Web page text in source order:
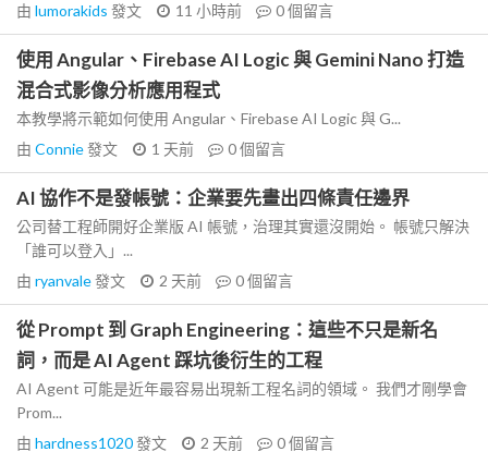
由 lumorakids 發文 11 小時前 0個留言
使用 Angular、Firebase AI Logic 與 Gemini Nano 打造
混合式影像分析應用程式
本教學將示範如何使用 Angular、Firebase AI Logic 與 G...
由 Connie發文 1 天前 0個留言
AI 協作不是發帳號：企業要先畫出四條責任邊界
公司替工程師開好企業版 AI 帳號，治理其實還沒開始。 帳號只解決
「誰可以登入」...
由 ryanvale發文 2 天前 0個留言
從 Prompt 到 Graph Engineering：這些不只是新名
詞，而是 AI Agent 踩坑後衍生的工程
AI Agent 可能是近年最容易出現新工程名詞的領域。 我們才剛學會
Prom...
由 hardness1020發文 2 天前 0個留言